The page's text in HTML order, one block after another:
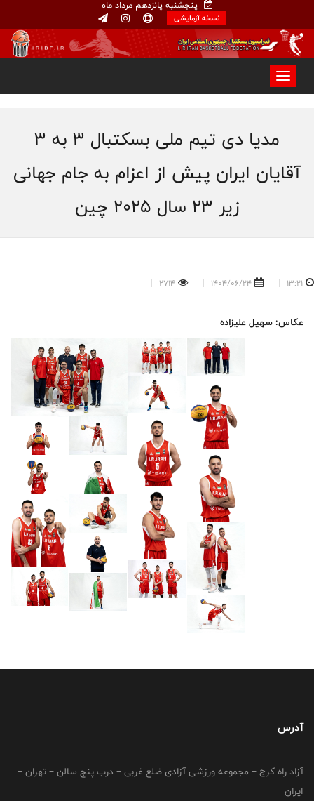
پنجشنبه پانزدهم مرداد ماه
نسخه آزمایشی
مدیا دی تیم ملی بسکتبال ۳ به ۳
آقایان ایران پیش از اعزام به جام جهانی
زیر ۲۳ سال ۲۰۲۵ چین
13:21
1404/06/24
2714
عکاس: سهیل علیزاده
آدرس
آزاد راه کرج – مجموعه ورزشی آزادی ضلع غربی – درب پنج سالن – تهران –
ایران